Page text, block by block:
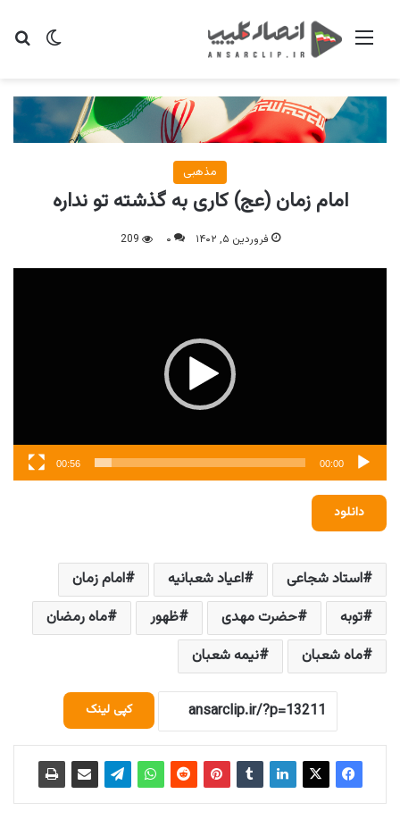
تغییر منو
مذهبی
امام زمان (عج) کاری به گذشته تو نداره
فروردین ۵, ۱۴۰۲ ۰ 209
نمایشگر
00:00
00:56
دانلود
استاد شجاعی اعیاد شعبانیه
امام زمان
توبه
حضرت مهدی ظهور
ماه رمضان
ماه شعبان
نیمه شعبان
کپی لینک